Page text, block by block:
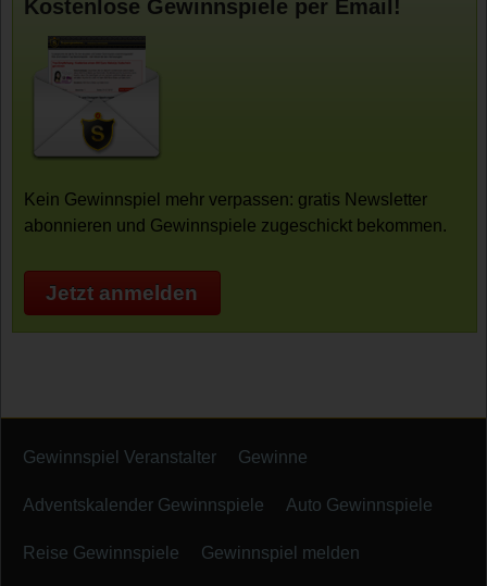
Kostenlose Gewinnspiele per Email!
Kein Gewinnspiel mehr verpassen: gratis Newsletter
abonnieren und Gewinnspiele zugeschickt bekommen.
Jetzt anmelden
Gewinnspiel Veranstalter Gewinne
Adventskalender Gewinnspiele Auto Gewinnspiele
Reise Gewinnspiele Gewinnspiel melden